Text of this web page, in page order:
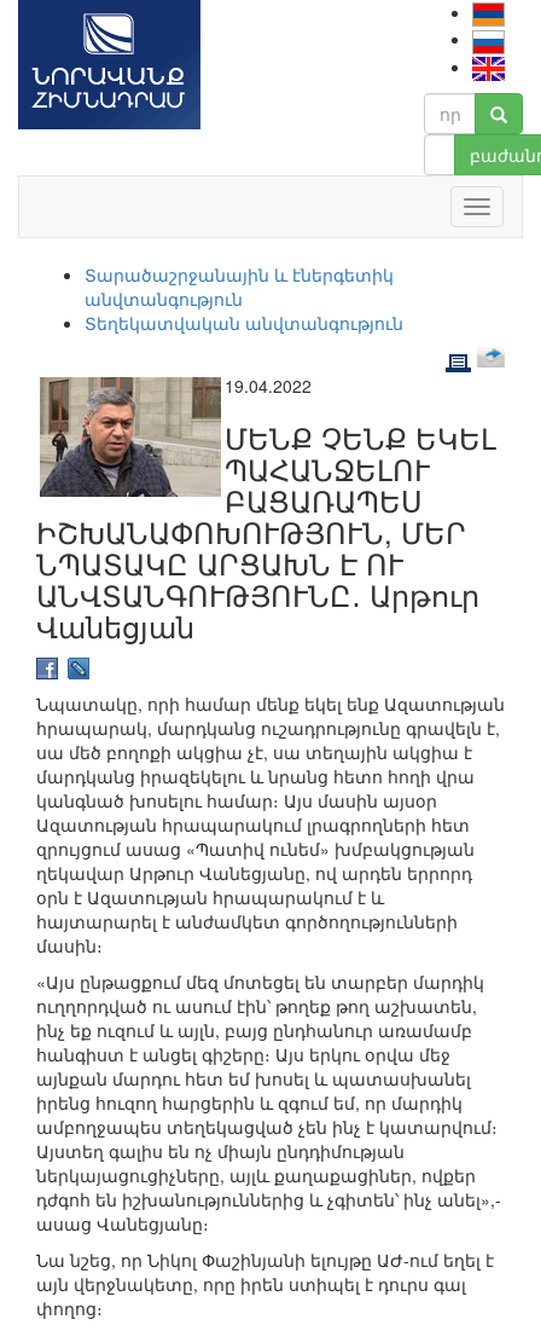
Տարածաշրջանային և էներգետիկ
անվտանգություն
Տեղեկատվական անվտանգություն
19.04.2022
ՄԵՆՔ ՉԵՆՔ ԵԿԵԼ
ՊԱՀԱՆՋԵԼՈՒ
ԲԱՑԱՌԱՊԵՍ
ԻՇԽԱՆԱՓՈԽՈՒԹՅՈՒՆ, ՄԵՐ
ՆՊԱՏԱԿԸ ԱՐՑԱԽՆ Է ՈՒ
ԱՆՎՏԱՆԳՈՒԹՅՈՒՆԸ․ Արթուր
Վանեցյան
Նպատակը, որի համար մենք եկել ենք Ազատության
հրապարակ, մարդկանց ուշադրությունը գրավելն է,
սա մեծ բողոքի ակցիա չէ, սա տեղային ակցիա է
մարդկանց իրազեկելու և նրանց հետո հողի վրա
կանգնած խոսելու համար։ Այս մասին այսօր
Ազատության հրապարակում լրագրողների հետ
զրույցում ասաց «Պատիվ ունեմ» խմբակցության
ղեկավար Արթուր Վանեցյանը, ով արդեն երրորդ
օրն է Ազատության հրապարակում է և
հայտարարել է անժամկետ գործողությունների
մասին։
«Այս ընթացքում մեզ մոտեցել են տարբեր մարդիկ
ուղղորդված ու ասում էին՝ թողեք թող աշխատեն,
ինչ եք ուզում և այլն, բայց ընդհանուր առամամբ
հանգիստ է անցել գիշերը։ Այս երկու օրվա մեջ
այնքան մարդու հետ եմ խոսել և պատասխանել
իրենց հուզող հարցերին և զգում եմ, որ մարդիկ
ամբողջապես տեղեկացված չեն ինչ է կատարվում։
Այստեղ գալիս են ոչ միայն ընդդիմության
ներկայացուցիչները, այլև քաղաքացիներ, ովքեր
դժգոհ են իշխանություններից և չգիտեն՝ ինչ անել»,-
ասաց Վանեցյանը։
Նա նշեց, որ Նիկոլ Փաշինյանի ելույթը ԱԺ-ում եղել է
այն վերջնակետը, որը իրեն ստիպել է դուրս գալ
փողոց։